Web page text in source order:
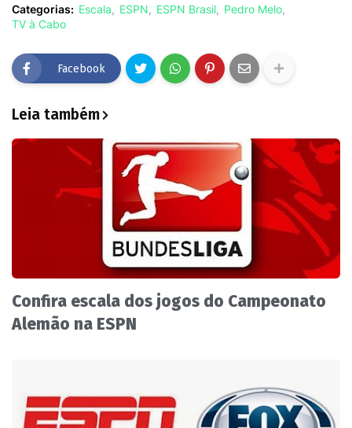
Categorias: Escala ESPN ESPN Brasil
Pedro Melo
TV à Cabo
Facebook
Leia também
Confira escala dos jogos do Campeonato
Alemão na ESPN